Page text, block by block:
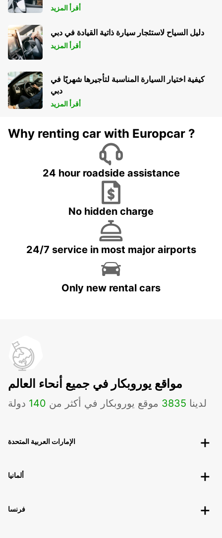
أقرأ المزيد
دليل السياح لاستئجار سيارة ذاتية القيادة في دبي
أقرأ المزيد
كيفية اختيار السيارة المناسبة لتأجيرها شهريًا في
دبي
أقرأ المزيد
Why renting car with Europcar ?
24 hour roadside assistance
No hidden charge
24/7 service in most major airports
Only new rental cars
مواقع يوروبكار في جميع أنحاء العالم
لدينا 3835 موقع يوروبكار في أكثر من 140 دولة
الإمارات العربية المتحدة
ألمانيا
فرنسا